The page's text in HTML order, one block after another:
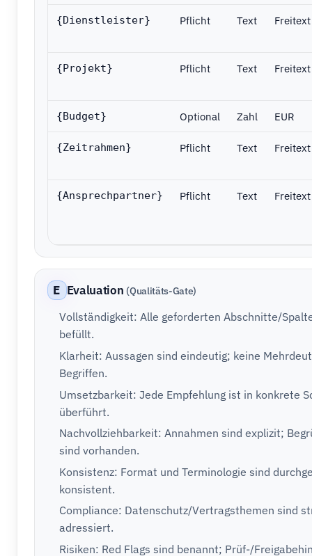
{Dienstleister} Pflicht Text Freitext
{Projekt} Pflicht Text Freitext
{Budget} Optional Zahl EUR
{Zeitrahmen} Pflicht Text Freitext
{Ansprechpartner} Pflicht Text Freitext
E Evaluation (Qualitäts-Gate)
Vollständigkeit: Alle geforderten Abschnitte/
befüllt.
Klarheit: Aussagen sind eindeutig; keine
Begriffen.
Umsetzbarkeit: Jede Empfehlung ist in konkrete
überführt.
Nachvollziehbarkeit: Annahmen sind explizit;
sind vorhanden.
Konsistenz: Format und Terminologie sind
konsistent.
Compliance: Datenschutz/Vertragsthemen sind
adressiert.
Risiken: Red Flags sind benannt; Prüf-/